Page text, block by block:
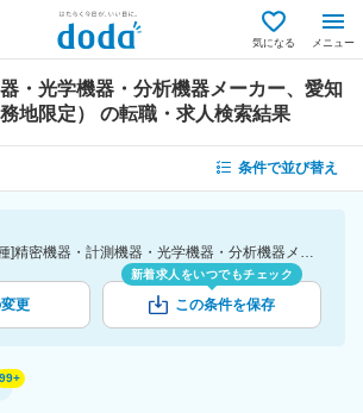
気になる メニュー
・光学機器・分析機器メーカー、愛知
地限定）
の転職・求人検索結果
条件で並び替え
[勤務地]愛知県 [業種]精密機器・計測機器・光学機器・分析機器メーカー-メーカー（機械・電気）業界 [こだわり条件ピックアップ]転勤なし（勤務地限定） [詳細条件](募集・採用情報)転勤なし（勤務地限定）
更
新着求人をいつでもチェック
この条件を保存